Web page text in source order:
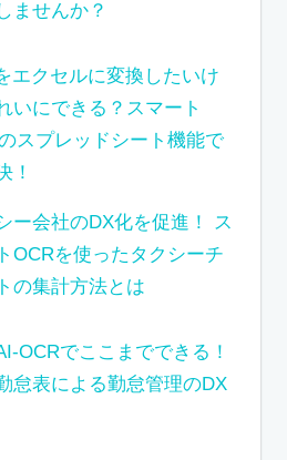
ませんか？
エクセルに変換したいけ
いにできる？スマート
スプレッドシート機能で
！
ー会社のDX化を促進！ ス
OCRを使ったタクシーチ
の集計方法とは
OCRでここまでできる！
怠表による勤怠管理のDX